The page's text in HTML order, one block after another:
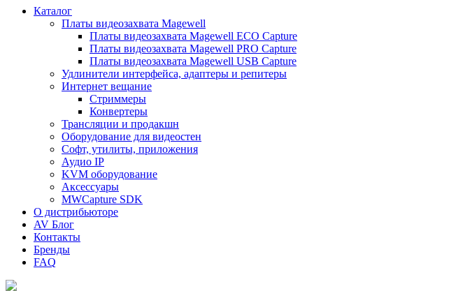
Каталог
Платы видеозахвата Magewell
Платы видеозахвата Magewell ECO Capture
Платы видеозахвата Magewell PRO Capture
Платы видеозахвата Magewell USB Capture
Удлинители интерфейса, адаптеры и репитеры
Интернет вещание
Стриммеры
Конвертеры
Трансляции и продакшн
Оборудование для видеостен
Софт, утилиты, приложения
Аудио IP
KVM оборудование
Аксессуары
MWCapture SDK
О дистрибьюторе
AV Блог
Контакты
Бренды
FAQ